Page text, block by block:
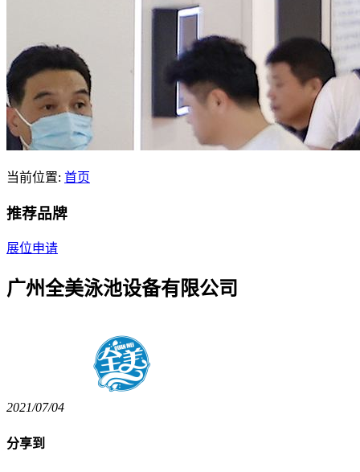
当前位置: 首页
推荐品牌
展位申请
广州全美泳池设备有限公司
2021/07/04
分享到